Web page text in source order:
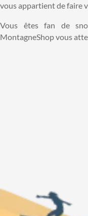
vous appartient de faire
Vous êtes fan de
MontagneShop vous